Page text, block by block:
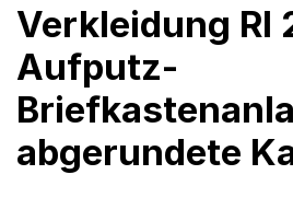
Verkleidung RI
Aufputz-
abgerundete